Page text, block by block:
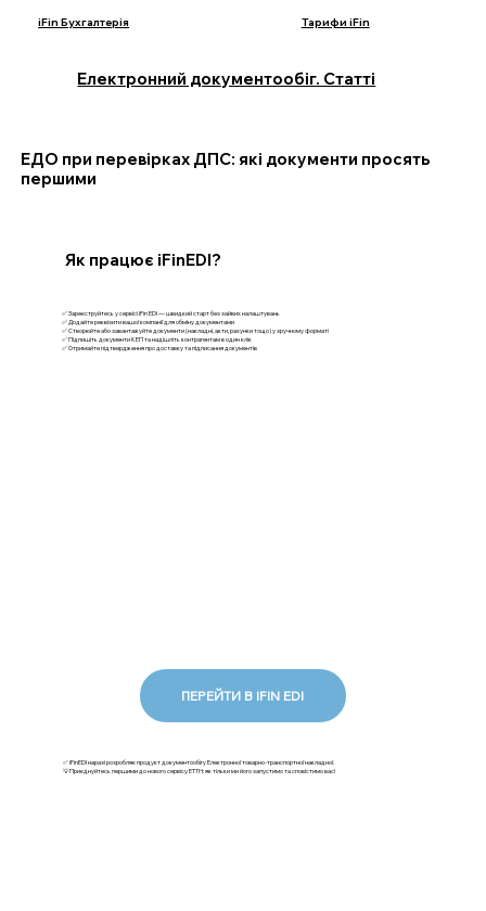
iFin Бухгалтерія Тарифи iFin
Електронний документообіг. Статті
ЕДО при перевірках ДПС: які документи просять
першими
✅ Зареєструйтесь у сервісі iFin EDI — швидкий старт без зайвих налаштувань
✅ Додайте реквізити вашої компанії для обміну документами
✅ Створюйте або завантажуйте документи (накладні, акти, рахунки тощо) у зручному форматі
✅ Підпишіть документи КЕП та надішліть контрагентам в один клік
✅ Отримайте підтвердження про доставку та підписання документів
Як працює iFinEDI?
ПЕРЕЙТИ В IFIN EDI
✅ iFinEDI наразі розробляє продукт документообігу Електронної товарно-транспортної накладної.
💡Приєднуйтесь першими до нового сервісу ЕТТН: як тільки ми його запустимо та сповістимо вас!